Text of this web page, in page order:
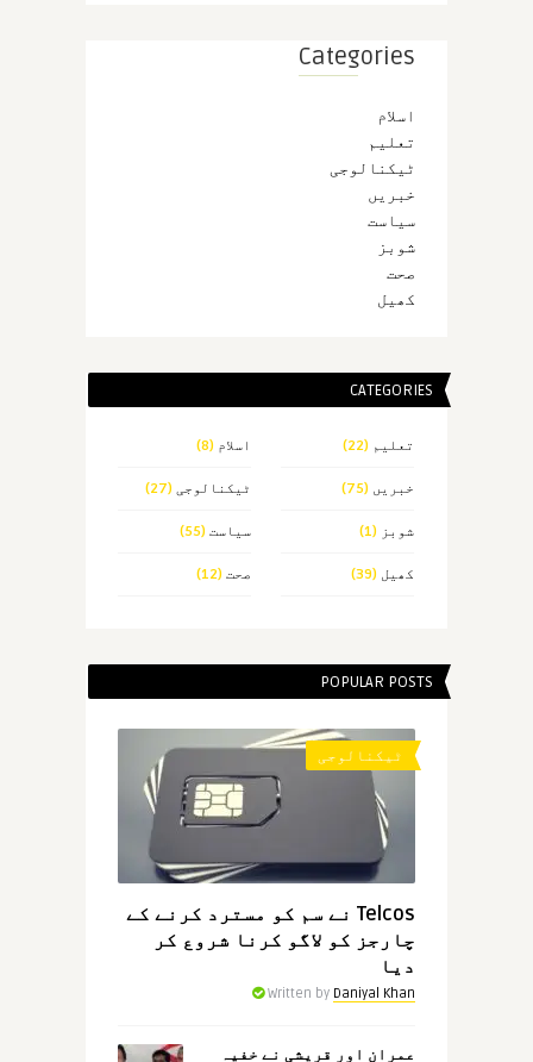
Categories
اسلام
تعلیم
ٹیکنالوجی
خبریں
سیاست
شوبز
صحت
کھیل
CATEGORIES
اسلام (8) تعلیم (22)
ٹیکنالوجی (27) خبریں (75)
سیاست (55) شوبز (1)
صحت (12) کھیل (39)
POPULAR POSTS
ٹیکنالوجی
Telcos نے سم کو مسترد کرنے کے
چارجز کو لاگو کرنا شروع کر
دیا
Written by Daniyal Khan
عمران اور قریشی نے خفیہ